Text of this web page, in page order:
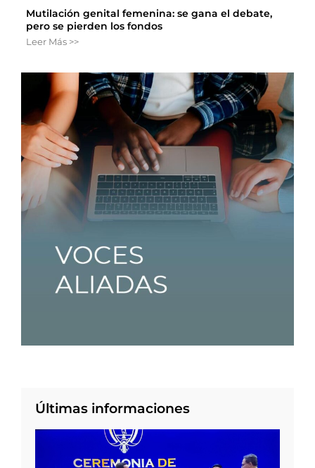
Mutilación genital femenina: se gana el debate,
pero se pierden los fondos
Leer Más >>
Últimas informaciones